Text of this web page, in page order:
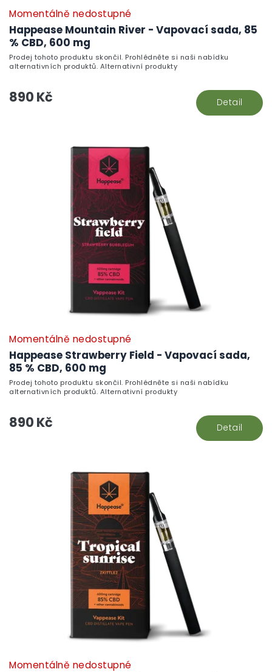
Happease Mountain River - Vapovací sada, 85
% CBD, 600 mg
Momentálně nedostupné
890 Kč Detail
Prodej tohoto produktu skončil. Prohlédněte si naši nabídku
alternativních produktů. Alternativní produkty
Happease Strawberry Field - Vapovací sada,
85 % CBD, 600 mg
Momentálně nedostupné
890 Kč Detail
Prodej tohoto produktu skončil. Prohlédněte si naši nabídku
alternativních produktů. Alternativní produkty
Momentálně nedostupné